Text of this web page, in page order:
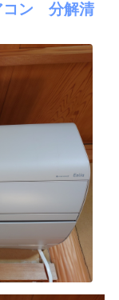
コン 分解清